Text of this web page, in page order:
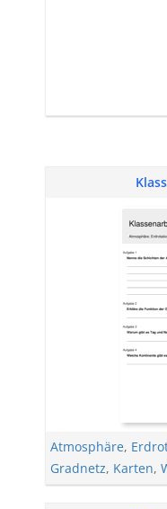
Atmosphäre,
Gradnetz, Karten,